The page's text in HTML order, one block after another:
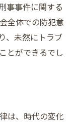
事事件に関する
全体での防犯意
、未然にトラブ
とができるでし
は、時代の変化